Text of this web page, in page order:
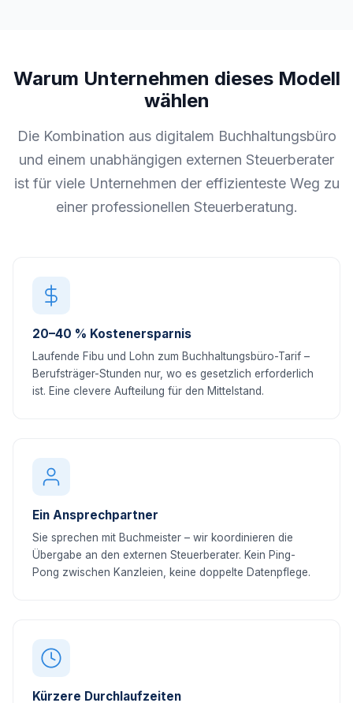
Warum Unternehmen dieses Modell
wählen
Die Kombination aus digitalem Buchhaltungsbüro
und einem unabhängigen externen Steuerberater
ist für viele Unternehmen der effizienteste Weg zu
einer professionellen Steuerberatung.
20–40 % Kostenersparnis
Laufende Fibu und Lohn zum Buchhaltungsbüro-Tarif –
Berufsträger-Stunden nur, wo es gesetzlich erforderlich
ist. Eine clevere Aufteilung für den Mittelstand.
Ein Ansprechpartner
Sie sprechen mit Buchmeister – wir koordinieren die
Übergabe an den externen Steuerberater. Kein Ping-
Pong zwischen Kanzleien, keine doppelte Datenpflege.
Kürzere Durchlaufzeiten